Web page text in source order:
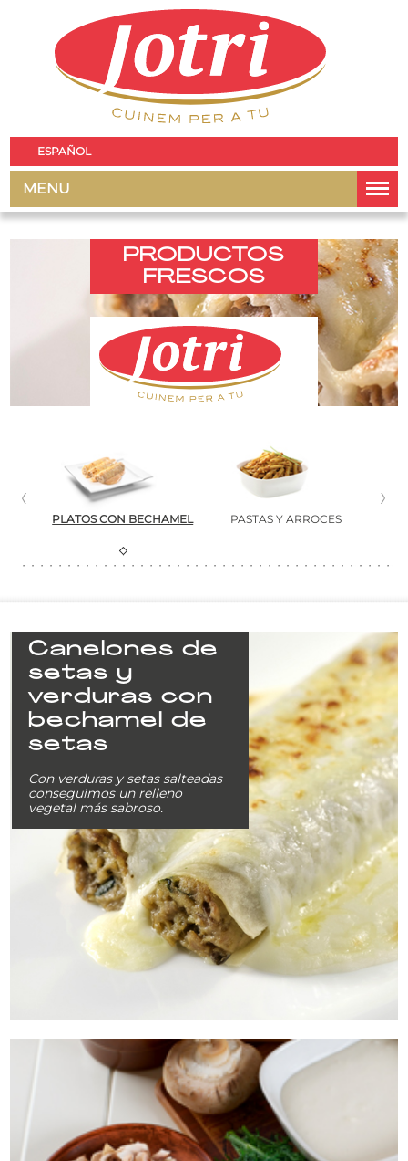
ESPAÑOL
MENU
PRODUCTOS
FRESCOS
PLATOS CON BECHAMEL PASTAS Y ARROCES
Canelones de
setas y
verduras con
bechamel de
setas
Con verduras y setas salteadas
conseguimos un relleno
vegetal más sabroso.